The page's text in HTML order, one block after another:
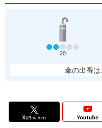
20
傘の出番